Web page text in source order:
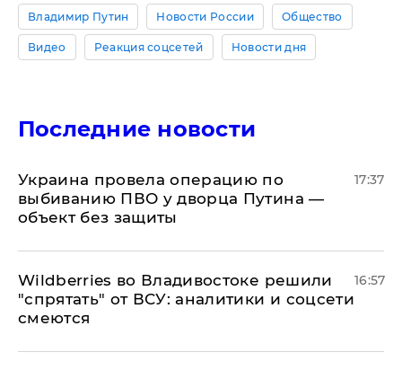
Владимир Путин Новости России Общество
Видео Реакция соцсетей Новости дня
Последние новости
Украина провела операцию по
выбиванию ПВО у дворца Путина —
объект без защиты
17:37
Wildberries во Владивостоке решили
"спрятать" от ВСУ: аналитики и соцсети
смеются
16:57